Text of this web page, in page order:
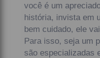
você é um
história, invista em
bem cuidado, ele
Para isso, seja um
são especializadas